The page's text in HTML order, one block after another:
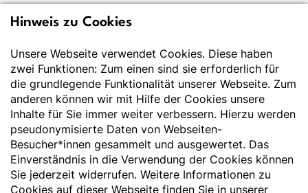
für Ernährung e.V.
Der Wissenschaft verpflichtet - Ihre Partnerin für
Essen und Trinken
Deutsche Gesellschaft für Ernährung e. V.
Godesberger Allee 136
53175 Bonn
Tel:+49 228 3776-600
Hinweis zu Cookies
Unsere Webseite verwendet Cookies. Diese haben
zwei Funktionen: Zum einen sind sie erforderlich für
die grundlegende Funktionalität unserer Webseite. Zum
anderen können wir mit Hilfe der Cookies unsere
Inhalte für Sie immer weiter verbessern. Hierzu werden
pseudonymisierte Daten von Webseiten-
Besucher*innen gesammelt und ausgewertet. Das
Einverständnis in die Verwendung der Cookies können
Sie jederzeit widerrufen. Weitere Informationen zu
Cookies auf dieser Webseite finden Sie in unserer